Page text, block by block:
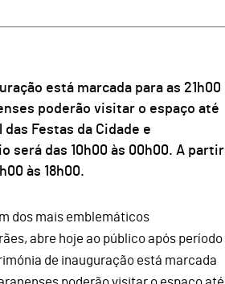
está marcada para as 21h00
poderão visitar o espaço até
Festas da Cidade e
será das 10h00 às 00h00. A partir
às 18h00.
dos mais emblemáticos
abre hoje ao público após período
de inauguração está marcada